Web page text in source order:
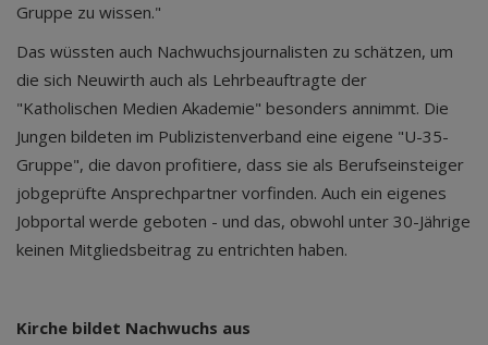
Gruppe zu wissen."
Das wüssten auch Nachwuchsjournalisten zu schätzen, um
die sich Neuwirth auch als Lehrbeauftragte der
"Katholischen Medien Akademie" besonders annimmt. Die
Jungen bildeten im Publizistenverband eine eigene "U-35-
Gruppe", die davon profitiere, dass sie als Berufseinsteiger
jobgeprüfte Ansprechpartner vorfinden. Auch ein eigenes
Jobportal werde geboten - und das, obwohl unter 30-Jährige
keinen Mitgliedsbeitrag zu entrichten haben.
Kirche bildet Nachwuchs aus